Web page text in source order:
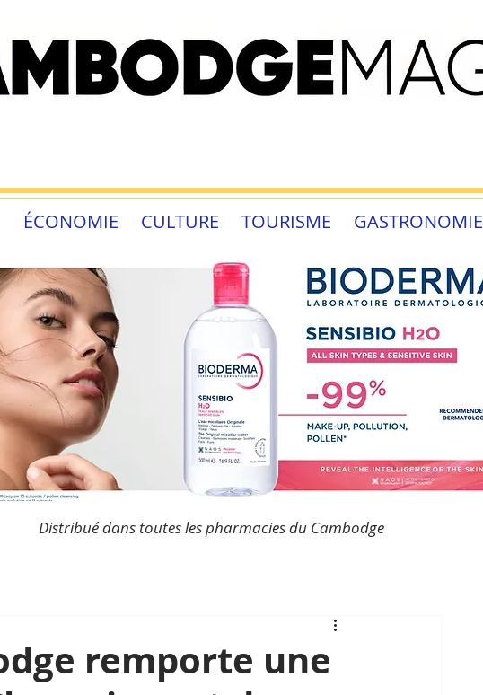
ÉCONOMIE CULTURE TOURISME GASTRONOMIE
Distribué dans toutes les pharmacies du Cambodge
remporte une